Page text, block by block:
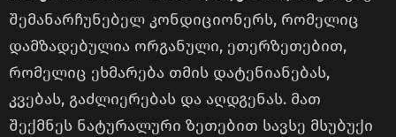
შემანარჩუნებელ კონდიციონერს, რომელიც
დამზადებულია ორგანული, ეთერზეთებით,
რომელიც ეხმარება თმის დატენიანებას,
კვებას, გაძლიერებას და აღდგენას. მათ
შექმნეს ნატურალური ზეთებით სავსე მსუბუქი